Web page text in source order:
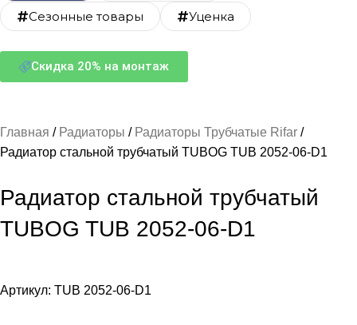
Сезонные товары
Уценка
Скидка 20% на монтаж
Главная Радиаторы
Радиаторы Трубчатые Rifar
Радиатор стальной трубчатый TUBOG TUB 2052-06-D1
Радиатор стальной трубчатый
TUBOG TUB 2052-06-D1
Артикул: TUB 2052-06-D1